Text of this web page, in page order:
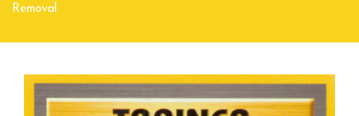
Removal